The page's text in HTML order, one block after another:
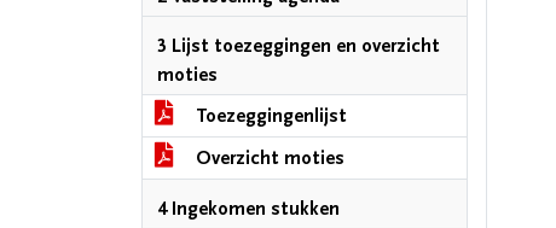
3 Lijst toezeggingen en overzicht
moties
Toezeggingenlijst
Overzicht moties
4 Ingekomen stukken